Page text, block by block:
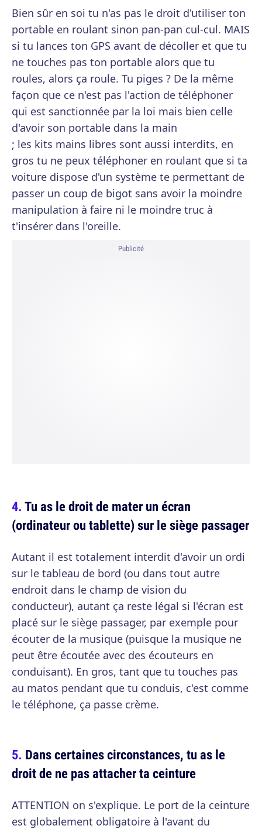
Bien sûr en soi tu n'as pas le droit d'utiliser ton
portable en roulant sinon pan-pan cul-cul. MAIS
si tu lances ton GPS avant de décoller et que tu
ne touches pas ton portable alors que tu
roules, alors ça roule. Tu piges ? De la même
façon que ce n'est pas l'action de téléphoner
qui est sanctionnée par la loi mais bien celle
d'avoir son portable dans la main
; les kits mains libres sont aussi interdits, en
gros tu ne peux téléphoner en roulant que si ta
voiture dispose d'un système te permettant de
passer un coup de bigot sans avoir la moindre
manipulation à faire ni le moindre truc à
t'insérer dans l'oreille.
Publicité
Tu as le droit de mater un écran
(ordinateur ou tablette) sur le siège passager
Autant il est totalement interdit d'avoir un ordi
sur le tableau de bord (ou dans tout autre
endroit dans le champ de vision du
conducteur), autant ça reste légal si l'écran est
placé sur le siège passager, par exemple pour
écouter de la musique (puisque la musique ne
peut être écoutée avec des écouteurs en
conduisant). En gros, tant que tu touches pas
au matos pendant que tu conduis, c'est comme
le téléphone, ça passe crème.
Dans certaines circonstances, tu as le
droit de ne pas attacher ta ceinture
ATTENTION on s'explique. Le port de la ceinture
est globalement obligatoire à l'avant du